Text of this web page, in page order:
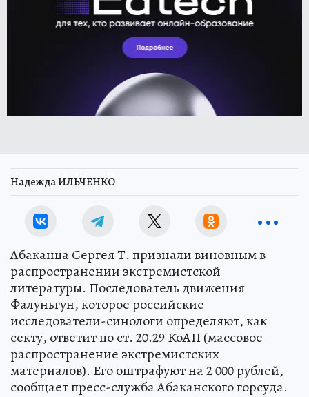
Надежда ИЛЬЧЕНКО
Абаканца Сергея Т. признали виновным в
распространении экстремистской
литературы. Последователь движения
Фалуньгун, которое российские
исследователи-синологи определяют, как
секту, ответит по ст. 20.29 КоАП (массовое
распространение экстремистских
материалов). Его оштрафуют на 2 000 рублей,
сообщает пресс-служба Абаканского горсуда.